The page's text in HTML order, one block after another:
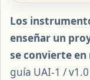
Los
enseñar un
se convierte
guía UAI-1 /